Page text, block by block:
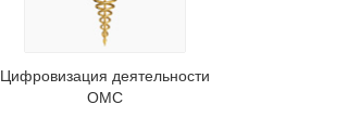
Цифровизация деятельности
ОМС